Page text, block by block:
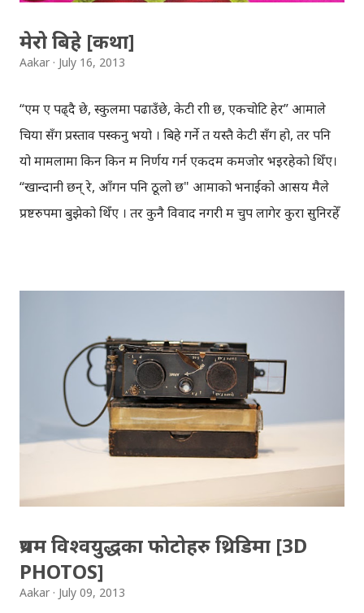
मेरो बिहे [कथा]
Aakar July 16, 2013
“एम ए पढ्दै छे, स्कुलमा पढाउँछे, केटी राम्री छ, एकचोटि हेर” आमाले
चिया सँग प्रस्ताव पस्कनु भयो । बिहे गर्ने त यस्तै केटी सँग हो, तर पनि
यो मामलामा किन किन म निर्णय गर्न एकदम कमजोर भइरहेको थिँए।
“खान्दानी छन् रे, आँगन पनि ठूलो छ" आमाको भनाईको आसय मैले
प्रष्टरुपमा बुझेको थिँए । तर कुनै विवाद नगरी म चुप लागेर कुरा सुनिरहेँ
कुरा र बयान मीठा लाग्दै थिए । एक किसिमले आमा मेरो कल्पनामा
मगाएकीछु, ला” आमाले २ वटा फोटो हातमा राखिदिनु भयो । आमाको
अगाडि नियालेर हेर्न लाज भयो । केटी त राम्री नै हो । मैले झलक्क हेर्दा
त्यही देखें । म रिमोट चलाइरहेको थिँए । गोरुले दाँइ गरे जसरी च्यानल
घुमाउनु मेरो पुरानो बानी । भरे बुवा आएपछि कुरा गरौँला भनेर आमा
गिलास उठाउँदै जानुभयो । आमा गएपछी ‘केटीलाई’ नियालें । मुहार त
राम्रै हो । कपाल कस्तो हो, प्रष्ट सँग देखिएको थिएन । कुर्ता सलवार,
बाहुला नभएकोल...
प्रथम विश्वयुद्धका फोटोहरु थ्रिडिमा [3D
PHOTOS]
Aakar July 09, 2013